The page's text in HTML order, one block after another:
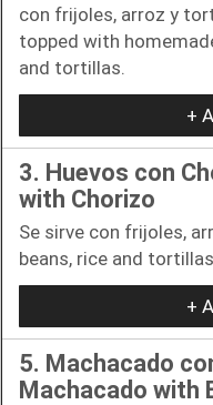
con frijoles, arroz y
topped with
and tortillas.
+
3. Huevos con
with Chorizo
Se sirve con frijoles,
beans, rice and
+
5. Machacado
Machacado with